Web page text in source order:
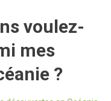
voulez-
mes
?